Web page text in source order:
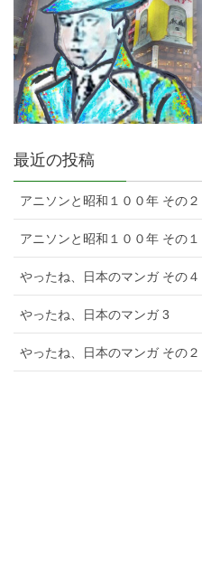
最近の投稿
アニソンと昭和１００年 その２
アニソンと昭和１００年 その１
やったね、日本のマンガ その４
やったね、日本のマンガ 3
やったね、日本のマンガ その２